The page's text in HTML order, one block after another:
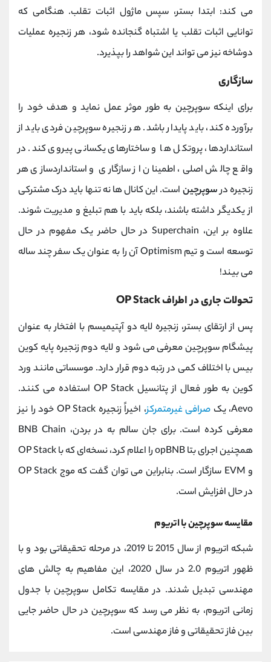
می کند: ابتدا بستر، سپس ماژول اثبات تقلب. هنگامی که
توانایی اثبات تقلب یا اشتباه گنجانده شود، هر زنجیره عملیات
دوشاخه نیز می تواند این شواهد را بپذیرد.
سازگاری
برای اینکه سوپرچین به طور موثر عمل نماید و هدف خود را
برآورده کند، باید پایدار باشد. هر زنجیره سوپرچین فردی باید از
استانداردها، پروتکل ها و ساختارهای یکسانی پیروی کند. در
واقع چالش اصلی، اطمینان از سازگاری و استانداردسازی هر
زنجیره درسوپرچین است. این کانال ها نه تنها باید درک مشترکی
از یکدیگر داشته باشند، بلکه باید با هم تبلیغ و مدیریت شوند.
علاوه بر این، Superchain در حال حاضر یک مفهوم در حال
توسعه است و تیم Optimism آن را به عنوان یک سفر چند ساله
می بیند!
تحولات جاری در اطراف OP Stack
پس از ارتقای بستر، زنجیره لایه دو آپتیمیسم با افتخار به عنوان
پیشگام سوپرچین معرفی می شود و لایه دوم زنجیره پایه کوین
بیس با اختلاف کمی در رتبه دوم قرار دارد. موسساتی مانند ورد
کوین به طور فعال از پتانسیل OP Stack استفاده می کنند.
Aevo، یک
صرافی غیرمتمرکز
، اخیراً زنجیره OP Stack خود را نیز
معرفی کرده است. برای جان سالم به در بردن، BNB Chain
همچنین اجرای بتا opBNB را اعلام کرد، نسخه‌ای که با OP Stack
و EVM سازگار است. بنابراین می توان گفت که موج OP Stack
در حال افزایش است.
مقایسه سوپرچین با اتریوم
شبکه اتریوم از سال 2015 تا 2019، در مرحله تحقیقاتی بود و با
ظهور اتریوم 2.0 در سال 2020، این مفاهیم به چالش های
مهندسی تبدیل شدند. در مقایسه تکامل سوپرچین با جدول
زمانی اتریوم، به نظر می رسد که سوپرچین در حال حاضر جایی
بین فاز تحقیقاتی و فاز مهندسی است.